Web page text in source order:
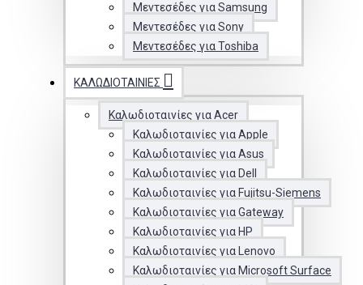
Μεντεσέδες για Samsung
Μεντεσέδες για Sony
Μεντεσέδες για Toshiba
ΚΑΛΩΔΙΟΤΑΙΝΊΕΣ
Καλωδιοταινίες για Acer
Καλωδιοταινίες για Apple
Καλωδιοταινίες για Asus
Καλωδιοταινίες για Dell
Καλωδιοταινίες για Fujitsu-Siemens
Καλωδιοταινίες για Gateway
Καλωδιοταινίες για HP
Καλωδιοταινίες για Lenovo
Καλωδιοταινίες για Microsoft Surface